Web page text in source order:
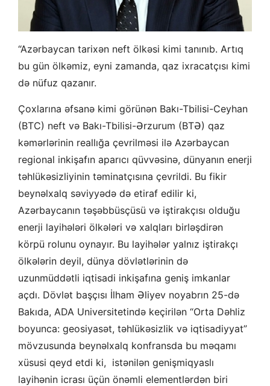
“Azərbaycan tarixən neft ölkəsi kimi tanınıb. Artıq
bu gün ölkəmiz, eyni zamanda, qaz ixracatçısı kimi
də nüfuz qazanır.
Çoxlarına əfsanə kimi görünən Bakı-Tbilisi-Ceyhan
(BTC) neft və Bakı-Tbilisi-Ərzurum (BTƏ) qaz
kəmərlərinin reallığa çevrilməsi ilə Azərbaycan
regional inkişafın aparıcı qüvvəsinə, dünyanın enerji
təhlükəsizliyinin təminatçısına çevrildi. Bu fikir
beynəlxalq səviyyədə də etiraf edilir ki,
Azərbaycanın təşəbbüsçüsü və iştirakçısı olduğu
enerji layihələri ölkələri və xalqları birləşdirən
körpü rolunu oynayır. Bu layihələr yalnız iştirakçı
ölkələrin deyil, dünya dövlətlərinin də
uzunmüddətli iqtisadi inkişafına geniş imkanlar
açdı. Dövlət başçısı İlham Əliyev noyabrın 25-də
Bakıda, ADA Universitetində keçirilən “Orta Dəhliz
boyunca: geosiyasət, təhlükəsizlik və iqtisadiyyat”
mövzusunda beynəlxalq konfransda bu məqamı
xüsusi qeyd etdi ki, istənilən genişmiqyaslı
layihənin icrası üçün önəmli elementlərdən biri